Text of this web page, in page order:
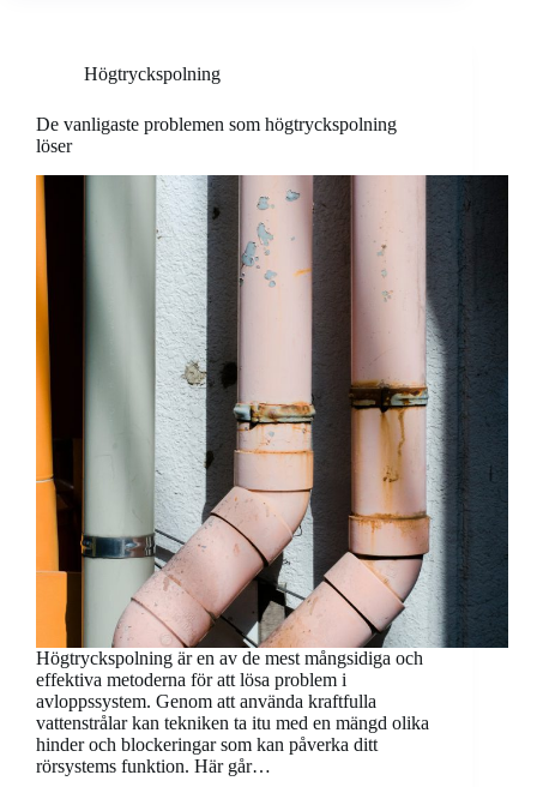
Högtryckspolning
De vanligaste problemen som högtryckspolning
löser
Högtryckspolning är en av de mest mångsidiga och
effektiva metoderna för att lösa problem i
avloppssystem. Genom att använda kraftfulla
vattenstrålar kan tekniken ta itu med en mängd olika
hinder och blockeringar som kan påverka ditt
rörsystems funktion. Här går…